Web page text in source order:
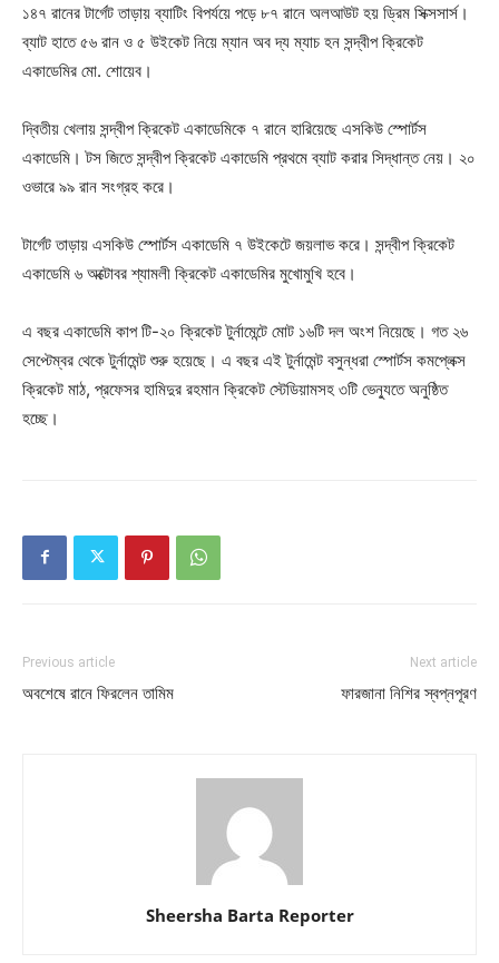
১৪৭ রানের টার্গেট তাড়ায় ব্যাটিং বিপর্যয়ে পড়ে ৮৭ রানে অলআউট হয় ড্রিম সিক্সসার্স।
ব্যাট হাতে ৫৬ রান ও ৫ উইকেট নিয়ে ম্যান অব দ্য ম্যাচ হন সন্দ্বীপ ক্রিকেট
একাডেমির মো. শোয়েব।
দ্বিতীয় খেলায় সন্দ্বীপ ক্রিকেট একাডেমিকে ৭ রানে হারিয়েছে এসকিউ স্পোর্টস
একাডেমি। টস জিতে সন্দ্বীপ ক্রিকেট একাডেমি প্রথমে ব্যাট করার সিদ্ধান্ত নেয়। ২০
ওভারে ৯৯ রান সংগ্রহ করে।
টার্গেট তাড়ায় এসকিউ স্পোর্টস একাডেমি ৭ উইকেটে জয়লাভ করে। সন্দ্বীপ ক্রিকেট
একাডেমি ৬ অক্টোবর শ্যামলী ক্রিকেট একাডেমির মুখোমুখি হবে।
এ বছর একাডেমি কাপ টি-২০ ক্রিকেট টুর্নামেন্টে মোট ১৬টি দল অংশ নিয়েছে। গত ২৬
সেপ্টেম্বর থেকে টুর্নামেন্ট শুরু হয়েছে। এ বছর এই টুর্নামেন্ট বসুন্ধরা স্পোর্টস কমপ্লেক্স
ক্রিকেট মাঠ, প্রফেসর হামিদুর রহমান ক্রিকেট স্টেডিয়ামসহ ৩টি ভেন্যুতে অনুষ্ঠিত
হচ্ছে।
Previous article
অবশেষে রানে ফিরলেন তামিম
Next article
ফারজানা নিশির স্বপ্নপূরণ
Sheersha Barta Reporter